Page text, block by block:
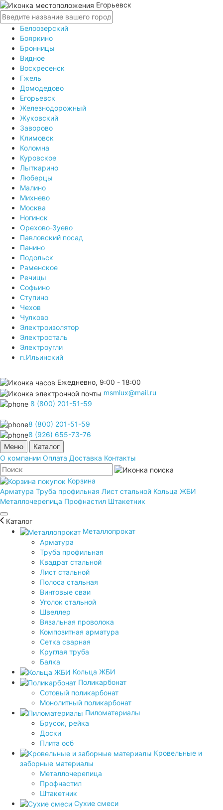
Егорьевск
Белоозерский
Бояркино
Бронницы
Видное
Воскресенск
Гжель
Домодедово
Егорьевск
Железнодорожный
Жуковский
Заворово
Климовск
Коломна
Куровское
Лыткарино
Люберцы
Малино
Михнево
Москва
Ногинск
Орехово-Зуево
Павловский посад
Панино
Подольск
Раменское
Речицы
Софьино
Ступино
Чехов
Чулково
Электроизолятор
Электросталь
Электроугли
п.Ильинский
Ежедневно, 9:00 - 18:00
msmlux@mail.ru
8 (800) 201-51-59
8 (800) 201-51-59
8 (926) 655-73-76
Меню
Каталог
О компании Оплата Доставка Контакты
Корзина
Арматура Труба профильная Лист стальной Кольца ЖБИ
Металлочерепица Профнастил Штакетник
Каталог
Металлопрокат
Арматура
Труба профильная
Квадрат стальной
Лист стальной
Полоса стальная
Винтовые сваи
Уголок стальной
Швеллер
Вязальная проволока
Композитная арматура
Сетка сварная
Круглая труба
Балка
Кольца ЖБИ
Поликарбонат
Сотовый поликарбонат
Монолитный поликарбонат
Пиломатериалы
Брусок, рейка
Доски
Плита осб
Кровельные и
заборные материалы
Металлочерепица
Профнастил
Штакетник
Сухие смеси